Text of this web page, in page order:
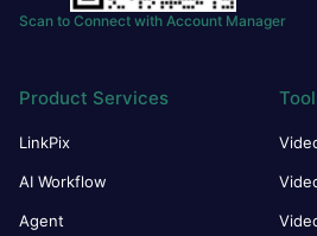
Scan to Connect with Account Manager
Product Services
LinkPix
AI Workflow
Agent